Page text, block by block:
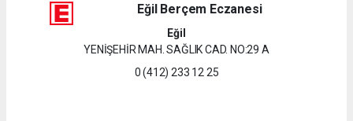
Eğil Berçem Eczanesi
Eğil
YENİŞEHİR MAH. SAĞLIK CAD. NO:29 A
0 (412) 233 12 25